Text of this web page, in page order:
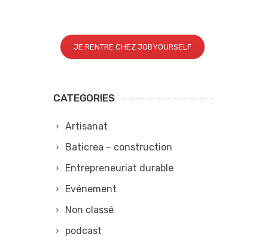
JE RENTRE CHEZ JOBYOURSELF
CATEGORIES
Artisanat
Baticrea – construction
Entrepreneuriat durable
Evénement
Non classé
podcast